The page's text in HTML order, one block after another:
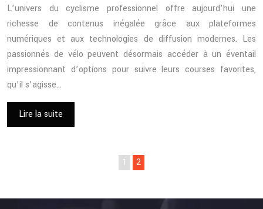
L’univers du cyclisme professionnel offre aujourd’hui une
richesse de contenus inégalée grâce aux plateformes
numériques et aux technologies de diffusion modernes. Les
passionnés de vélo peuvent désormais accéder à un éventail
impressionnant d’options pour suivre leurs courses favorites,
qu’il s’agisse…
Lire la suite
1 2